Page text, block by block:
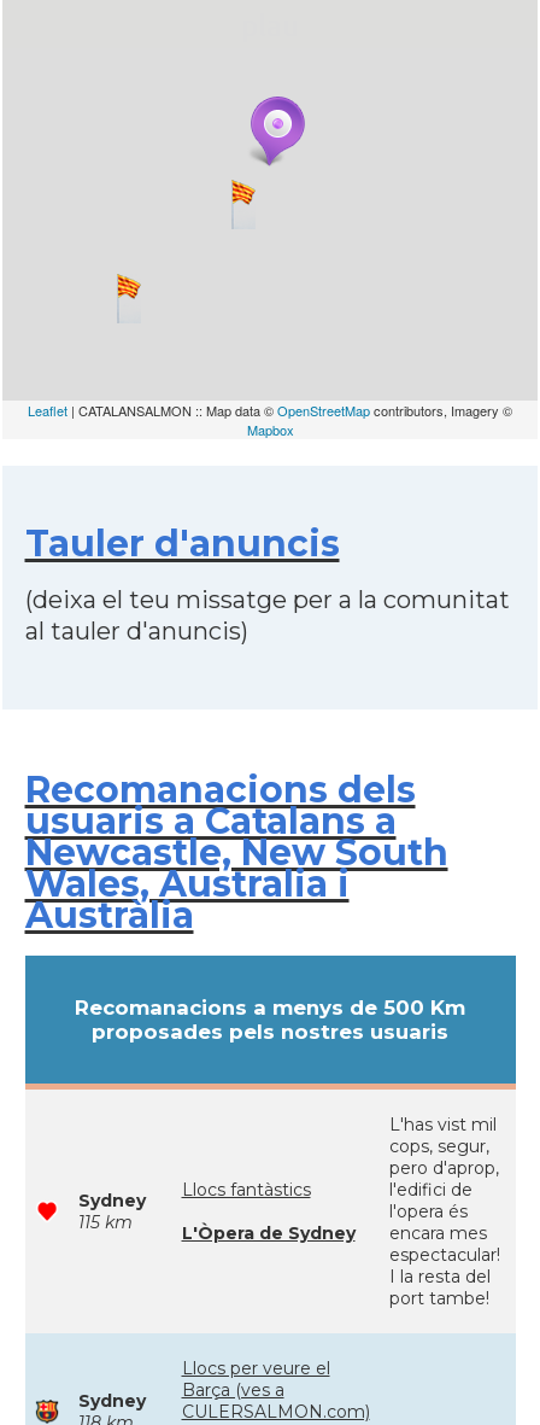
Leaflet | CATALANSALMON :: Map data ©OpenStreetMapcontributors, Imagery ©
Mapbox
Tauler d'anuncis
(deixa el teu missatge per a la comunitat
al tauler d'anuncis)
Recomanacions dels
usuaris a Catalans a
Newcastle, New South
Wales, Australia i
Austràlia
Recomanacions a menys de 500 Km
proposades pels nostres usuaris
Sydney
115 km
Llocs fantàstics
L'Òpera de Sydney
L'has vist mil
cops, segur,
pero d'aprop,
l'edifici de
l'opera és
encara mes
espectacular!
I la resta del
port tambe!
Sydney
Llocs per veure el
Barça (ves a
CULERSALMON.com)